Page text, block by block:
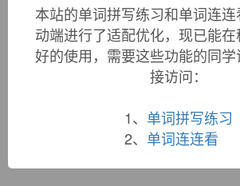
英文词源
"torment, torture," from a
本站的单词拼写练习和单词连
动端进行了适配优化，现已能
好的使用，需要这些功能的同
接访问：
1、 单词拼写练习
2、 单词连连看